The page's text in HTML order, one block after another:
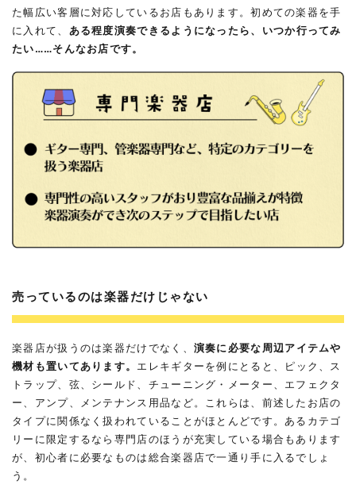
た幅広い客層に対応しているお店もあります。初めての楽器を手
に入れて、 ある程度演奏できるようになったら、いつか行ってみ
たい……そんなお店です。
売っているのは楽器だけじゃない
楽器店が扱うのは楽器だけでなく、 演奏に必要な周辺アイテムや
機材も置いてあります。 エレキギターを例にとると、ピック、ス
トラップ、弦、シールド、チューニング・メーター、エフェクタ
ー、アンプ、メンテナンス用品など。これらは、前述したお店の
タイプに関係なく扱われていることがほとんどです。あるカテゴ
リーに限定するなら専門店のほうが充実している場合もあります
が、初心者に必要なものは総合楽器店で一通り手に入るでしょ
う。